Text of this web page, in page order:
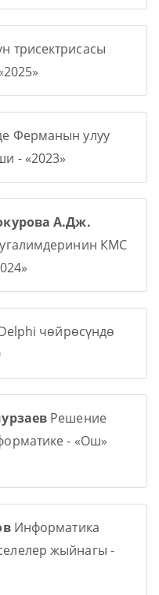
трисектрисасы
Ферманын улуу
- «2023»
А.Дж.
КМС
чөйрөсүндө
Решение
- «Ош»
Информатика
жыйнагы -